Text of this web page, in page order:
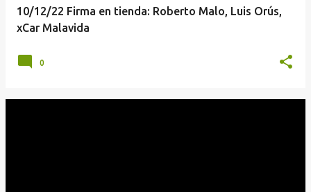
10/12/22 Firma en tienda: Roberto Malo, Luis Orús,
xCar Malavida
0